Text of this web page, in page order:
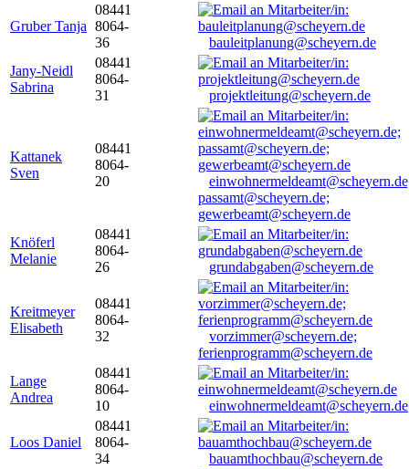
Gruber Tanja
08441
8064-
36
bauleitplanung@scheyern.de
Jany-Neidl
Sabrina
08441
8064-
31
projektleitung@scheyern.de
Kattanek
Sven
08441
8064-
20
passamt@scheyern.de;
gewerbeamt@scheyern.de
Knöferl
Melanie
08441
8064-
26
grundabgaben@scheyern.de
Kreitmeyer
Elisabeth
08441
8064-
32
vorzimmer@scheyern.de;
ferienprogramm@scheyern.de
Lange
Andrea
08441
8064-
10
einwohnermeldeamt@scheyern.de
Loos Daniel
08441
8064-
34
bauamthochbau@scheyern.de